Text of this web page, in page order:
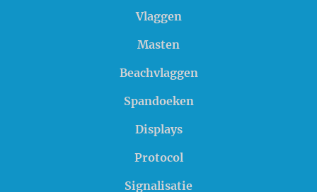
Vlaggen
Masten
Beachvlaggen
Spandoeken
Displays
Protocol
Signalisatie